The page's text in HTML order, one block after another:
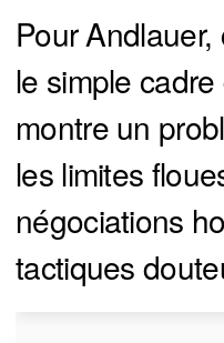
Pour
le simple
montre un
les limites
négociations
tactiques